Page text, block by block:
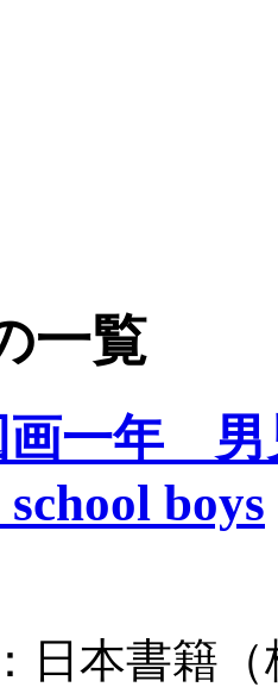
一覧
画一年
boys
日本書籍